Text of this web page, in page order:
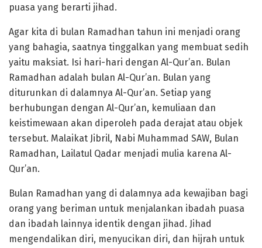
puasa yang berarti jihad.
Agar kita di bulan Ramadhan tahun ini menjadi orang
yang bahagia, saatnya tinggalkan yang membuat sedih
yaitu maksiat. Isi hari-hari dengan Al-Qur’an. Bulan
Ramadhan adalah bulan Al-Qur’an. Bulan yang
diturunkan di dalamnya Al-Qur’an. Setiap yang
berhubungan dengan Al-Qur’an, kemuliaan dan
keistimewaan akan diperoleh pada derajat atau objek
tersebut. Malaikat Jibril, Nabi Muhammad SAW, Bulan
Ramadhan, Lailatul Qadar menjadi mulia karena Al-
Qur’an.
Bulan Ramadhan yang di dalamnya ada kewajiban bagi
orang yang beriman untuk menjalankan ibadah puasa
dan ibadah lainnya identik dengan jihad. Jihad
mengendalikan diri, menyucikan diri, dan hijrah untuk